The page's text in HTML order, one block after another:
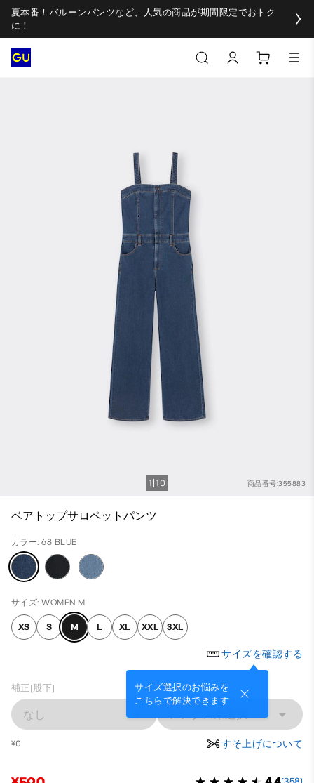
夏本番！バルーンパンツなど、人気の商品が期間限定でおトク
に！
商品番号:355883
1 10
ベアトップサロペットパンツ
カラー: 68 BLUE
サイズ: WOMEN M
XS S M L XL XXL 3XL
サイズを確認する
サイズ選択のお悩みを
こちらで解決できます
補正(股下)
なし レングス未選択
¥0 すそ上げについて